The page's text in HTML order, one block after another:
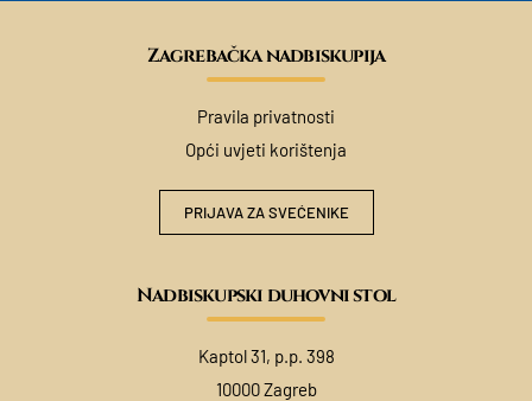
Zagrebačka nadbiskupija
Pravila privatnosti
Opći uvjeti korištenja
PRIJAVA ZA SVEĆENIKE
Nadbiskupski duhovni stol
Kaptol 31, p.p. 398
10000 Zagreb